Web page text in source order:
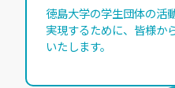
徳島大学の学生団体の活
実現するために、皆様か
いたします。